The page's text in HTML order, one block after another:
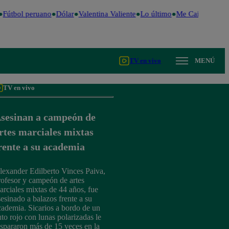
Fútbol peruano Dólar Valentina Valiente Lo último Me Caigo de
TV en vivo MENÚ
TV en vivo
a campeón de
marciales mixtas
a su academia
Edilberto Vinces Paiva,
y campeón de artes
mixtas de 44 años, fue
a balazos frente a su
Sicarios a bordo de un
rojo con lunas polarizadas le
más de 15 veces en la